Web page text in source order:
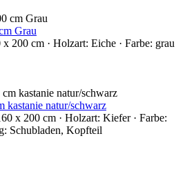
Grau
200 cm · Holzart: Eiche · Farbe: grau
kastanie natur/schwarz
x 200 cm · Holzart: Kiefer · Farbe:
Schubladen, Kopfteil